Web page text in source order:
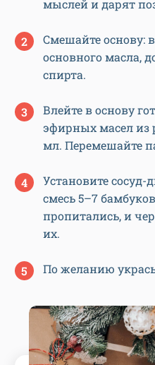
мыслей и дарят
Смешайте основу:
основного масла,
спирта.
Влейте в основу
эфирных масел из
мл. Перемешайте
Установите сосуд-
смесь 5–7
пропитались, и
их.
По желанию